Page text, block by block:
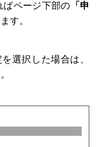
ばページ下部の 「申
す。
選択した場合は、